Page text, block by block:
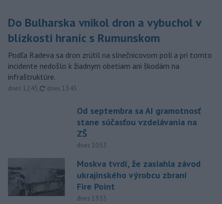
Do Bulharska vnikol dron a vybuchol v
blízkosti hraníc s Rumunskom
Podľa Radeva sa dron zrútil na slnečnicovom poli a pri tomto
incidente nedošlo k žiadnym obetiam ani škodám na
infraštruktúre.
dnes 12:45, aktualizované
dnes 13:45
Od septembra sa AI gramotnosť
stane súčasťou vzdelávania na
ZŠ
dnes 10:53
Moskva tvrdí, že zasiahla závod
ukrajinského výrobcu zbraní
Fire Point
dnes 13:55